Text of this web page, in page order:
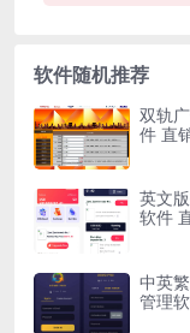
软件随机推荐
双轨
件 直
英文
软件
中英
管理